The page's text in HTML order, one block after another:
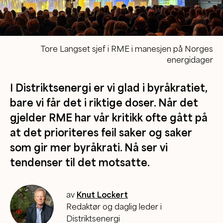
Tore Langset sjef i RME i manesjen på Norges
energidager
I Distriktsenergi er vi glad i byråkratiet,
bare vi får det i riktige doser. Når det
gjelder RME har vår kritikk ofte gått på
at det prioriteres feil saker og saker
som gir mer byråkrati. Nå ser vi
tendenser til det motsatte.
av Knut Lockert
Redaktør og daglig leder i
Distriktsenergi